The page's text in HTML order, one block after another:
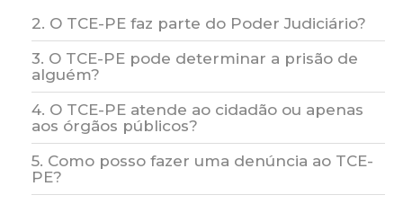
2. O TCE-PE faz parte do Poder Judiciário?
Não, o TCE-PE é um órgão independente de controle
externo, com autonomia administrativa e financeira.
cooperação com instituições como o Ministério
Público, para garantir a responsabilização em casos
de irregularidades.
3. O TCE-PE pode determinar a prisão de
alguém?
Não. O Tribunal de Contas não tem competência para
efetuar prisões. Quando identifica ilegalidades ou
informações aos órgãos competentes, como o
4. O TCE-PE atende ao cidadão ou apenas
aos órgãos públicos?
O TCE-PE também está à disposição do cidadão. Por
meio da Ouvidoria, qualquer pessoa pode registrar
5. Como posso fazer uma denúncia ao TCE-
PE?